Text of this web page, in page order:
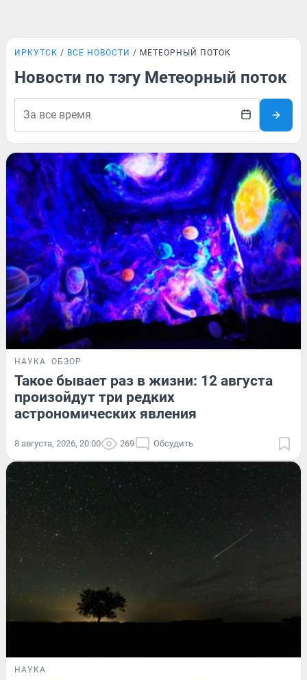
ИРКУТСК ВСЕ НОВОСТИ МЕТЕОРНЫЙ ПОТОК
Новости по тэгу Метеорный поток
НАУКА ОБЗОР
Такое бывает раз в жизни: 12 августа
произойдут три редких
астрономических явления
8 августа, 2026, 20:00 269 Обсудить
НАУКА